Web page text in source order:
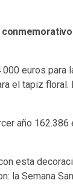
euros para
el tapiz floral.
año
esta
la Semana